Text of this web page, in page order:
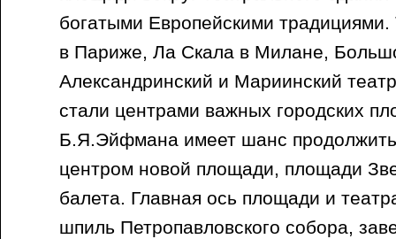
богатыми Европейскими
в Париже, Ла Скала в Милане,
Александринский и Мариинский
стали центрами важных городских
Б.Я.Эйфмана имеет шанс
центром новой площади, площади
балета. Главная ось площади и
шпиль Петропавловского собора,